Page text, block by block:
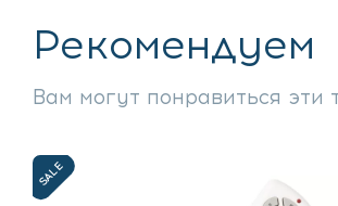
Рекомендуем
Вам могут понравиться эти
SALE